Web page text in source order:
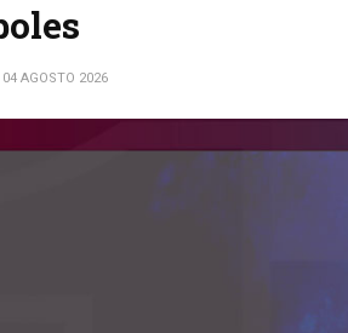
04 AGOSTO 2026